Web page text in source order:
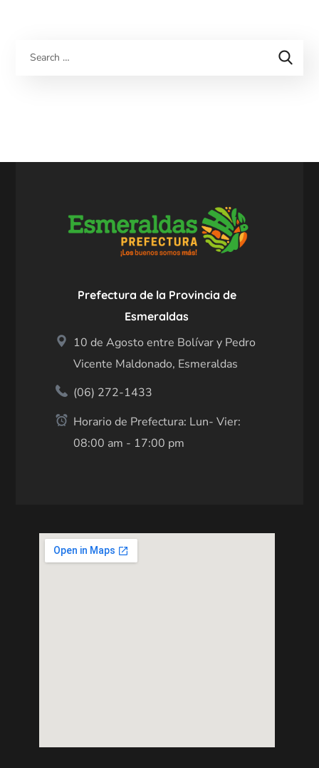
Prefectura de la Provincia de
Esmeraldas
10 de Agosto entre Bolívar y Pedro
Vicente Maldonado, Esmeraldas
(06) 272-1433
Horario de Prefectura: Lun- Vier:
08:00 am - 17:00 pm